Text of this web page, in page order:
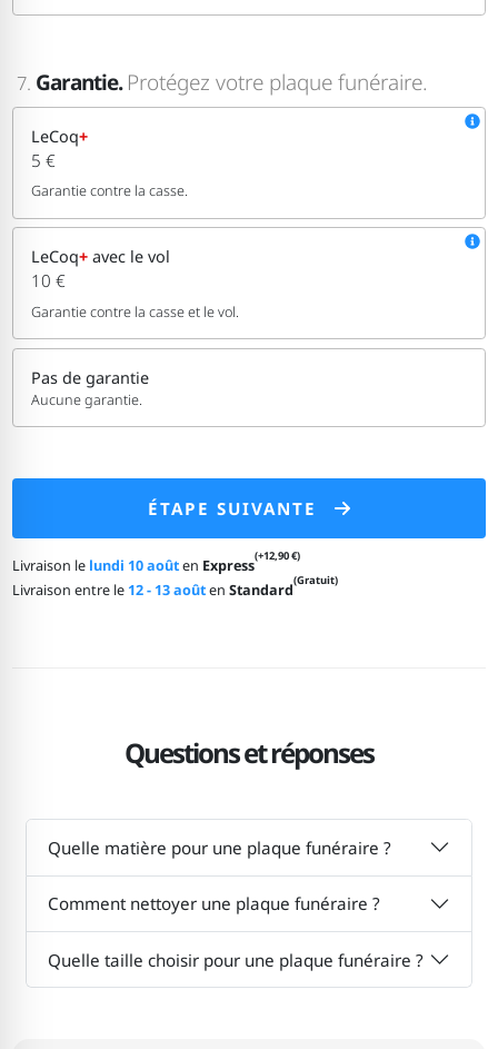
7. Garantie. Protégez votre plaque funéraire.
LeCoq+
5 €
Garantie contre la casse.
LeCoq+avec le vol
10 €
Garantie contre la casse et le vol.
Pas de garantie
Aucune garantie.
ÉTAPE SUIVANTE
Livraison le lundi 10 aoûten Express(+12,90 €)
Livraison entre le 12 - 13 aoûtenStandard(Gratuit)
Questions et réponses
Quelle matière pour une plaque funéraire ?
Comment nettoyer une plaque funéraire ?
Quelle taille choisir pour une plaque funéraire ?